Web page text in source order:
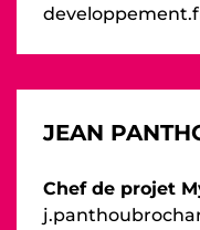
JEAN
Chef de projet